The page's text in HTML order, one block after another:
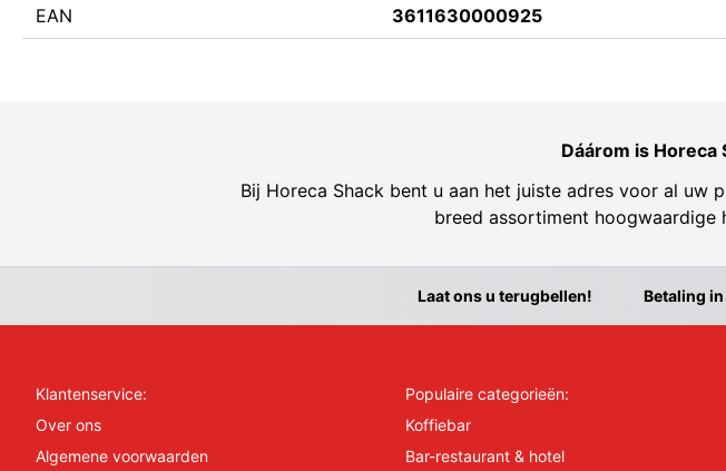
EAN 3611630000925
Dáárom is
Bij Horeca Shack bent u aan het juiste adres voor al uw
breed assortiment hoogwaardige
Laat ons u terugbellen! Betaling
Klantenservice:
Over ons
Algemene voorwaarden
Populaire categorieën:
Koffiebar
Bar-restaurant & hotel